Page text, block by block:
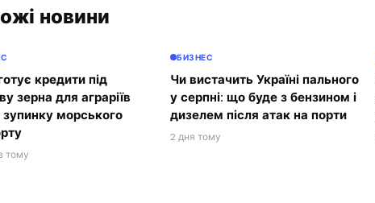
новини
кредити під
зерна для аграріїв
зупинку морського
тому
БИЗНЕС
Чи вистачить Україні пального
у серпні: що буде з бензином і
дизелем після атак на порти
2 дня тому